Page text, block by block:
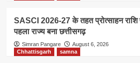
SASCI 2026-27 के तहत प्रोत्साहन राशि
पहला राज्य बना छत्तीसगढ़
Simran Pangare
August 6, 2026
Chhattisgarh
samna